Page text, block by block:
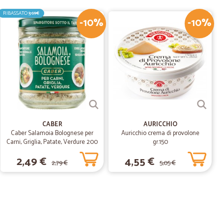
05/06/2020
02/12/2019
16/05/2019
-10%
RIBASSATO3,69€
CABER
Caber Salamoia Bolognese per
Carni, Griglia, Patate, Verdure 200
2,49 € 2,79 €
-10%
AURICCHIO
Auricchio crema di provolone
gr.150
4,55 € 5,05 €